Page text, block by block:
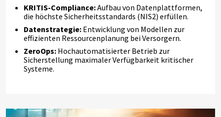
KRITIS-Compliance:Aufbau von Datenplattformen,
die höchste Sicherheitsstandards (NIS2) erfüllen.
Datenstrategie: Entwicklung von Modellen zur
effizienten Ressourcenplanung bei Versorgern.
ZeroOps: Hochautomatisierter Betrieb zur
Sicherstellung maximaler Verfügbarkeit kritischer
Systeme.